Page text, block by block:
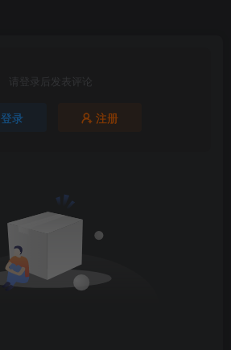
请登录后发表评论
登录 注册